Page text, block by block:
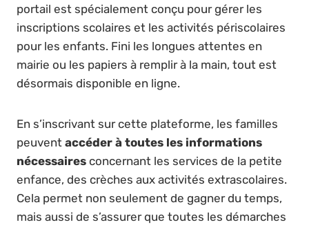
portail est spécialement conçu pour gérer les
inscriptions scolaires et les activités périscolaires
pour les enfants. Fini les longues attentes en
mairie ou les papiers à remplir à la main, tout est
désormais disponible en ligne.
En s’inscrivant sur cette plateforme, les familles
peuvent accéder à toutes les informations
nécessaires concernant les services de la petite
enfance, des crèches aux activités extrascolaires.
Cela permet non seulement de gagner du temps,
mais aussi de s’assurer que toutes les démarches